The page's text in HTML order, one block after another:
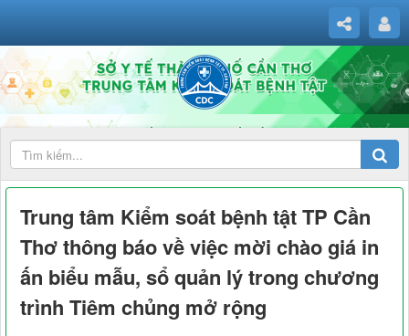
Trung tâm Kiểm soát bệnh tật TP Cần
Thơ thông báo về việc mời chào giá in
ấn biểu mẫu, sổ quản lý trong chương
trình Tiêm chủng mở rộng